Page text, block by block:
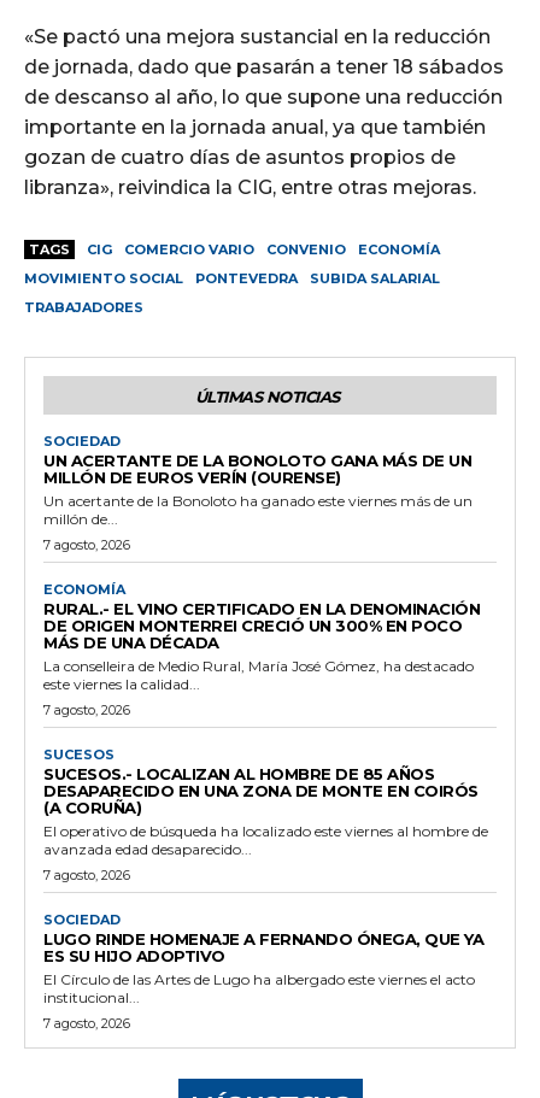
«Se pactó una mejora sustancial en la reducción
de jornada, dado que pasarán a tener 18 sábados
de descanso al año, lo que supone una reducción
importante en la jornada anual, ya que también
gozan de cuatro días de asuntos propios de
libranza», reivindica la CIG, entre otras mejoras.
TAGS CIG COMERCIO VARIO CONVENIO
ECONOMÍA
MOVIMIENTO SOCIAL
PONTEVEDRA
SUBIDA SALARIAL
TRABAJADORES
ÚLTIMAS NOTICIAS
SOCIEDAD
UN ACERTANTE DE LA BONOLOTO GANA MÁS DE UN
MILLÓN DE EUROS VERÍN (OURENSE)
Un acertante de la Bonoloto ha ganado este viernes más de un
millón de...
7 agosto, 2026
ECONOMÍA
RURAL.- EL VINO CERTIFICADO EN LA DENOMINACIÓN
DE ORIGEN MONTERREI CRECIÓ UN 300% EN POCO
MÁS DE UNA DÉCADA
La conselleira de Medio Rural, María José Gómez, ha destacado
este viernes la calidad...
7 agosto, 2026
SUCESOS
SUCESOS.- LOCALIZAN AL HOMBRE DE 85 AÑOS
DESAPARECIDO EN UNA ZONA DE MONTE EN COIRÓS
(A CORUÑA)
El operativo de búsqueda ha localizado este viernes al hombre de
avanzada edad desaparecido...
7 agosto, 2026
SOCIEDAD
LUGO RINDE HOMENAJE A FERNANDO ÓNEGA, QUE YA
ES SU HIJO ADOPTIVO
El Círculo de las Artes de Lugo ha albergado este viernes el acto
institucional...
7 agosto, 2026